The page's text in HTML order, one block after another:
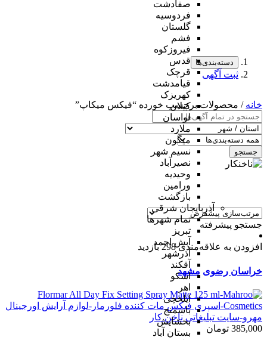
صفادشت
فردوسیه
گلستان
فشم
فیروزکوه
قدس
قرچک
قیامدشت
کهریزک
کیلان
لواسان
ملارد
میگون
نسیم شهر
نصیرآباد
وحیدیه
ورامین
بازگشت
آذربایجان شرقی
تمام شهر‌ها
تبریز
آبش احمد
آذرشهر
آقکند
اسکو
اهر
ایلخچی
باسمنج
بخشایش
بستان آباد
دسته‌بندی‌ها
ثبت آگهی
خانه / محصولات برچسب خورده “فیکس میکاپ”
جستجو
جستجو پیشرفته
افزودن به علاقه‌مندی 298 بازدید
خراسان رضوی مشهد
385,000 تومان